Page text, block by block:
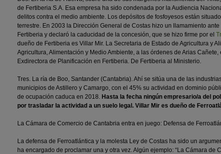
de Fertiberia S.A. Esa empresa ha sido condenada por la Audiencia
delitos contra el medio ambiente. Los depósitos de fosfoyesos están
terrestre. En 2003 la Dirección General de Costas hizo un llamamiento
Fertiberia y declaró la caducidad de la concesión, que se hizo firme por el
dueño de Fertiberia es Villar Mir. La Secretaria de Estado de Agricultura y
Agricultura, Alimentación y Medio Ambiente, a las órdenes de Arias Cañete,
Exdirectora de Planificación en Fertiberia. De Fertiberia al Ministerio.
Tres. La ría de Boo, Santander (Cantabria). Ahí se sitúa una de las
municipios de Astillero y Camargo, con el 45% su actividad en dominio
de ocupación caduca en 2018. Hasta la fecha ningún empresario/a del
por trasladar la actividad a un suelo legal. Villar Mir es dueño de
La Cámara de Comercio de Cantabria entra en juego: Defensa de
La defensa de Ferroatlántica y la molesta Ley de Costas ha sido un
ha encargado de proclamar una y otra vez. Algún ejemplo: “La Cámara de